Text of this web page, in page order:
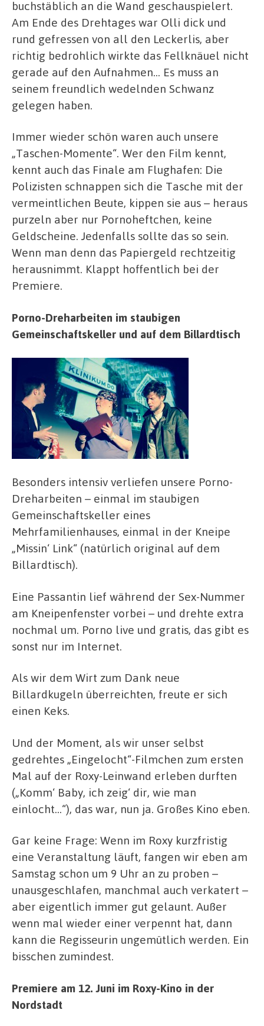
buchstäblich an die Wand geschauspielert.
Am Ende des Drehtages war Olli dick und
rund gefressen von all den Leckerlis, aber
richtig bedrohlich wirkte das Fellknäuel nicht
gerade auf den Aufnahmen… Es muss an
seinem freundlich wedelnden Schwanz
gelegen haben.
Immer wieder schön waren auch unsere
„Taschen-Momente“. Wer den Film kennt,
kennt auch das Finale am Flughafen: Die
Polizisten schnappen sich die Tasche mit der
vermeintlichen Beute, kippen sie aus – heraus
purzeln aber nur Pornoheftchen, keine
Geldscheine. Jedenfalls sollte das so sein.
Wenn man denn das Papiergeld rechtzeitig
herausnimmt. Klappt hoffentlich bei der
Premiere.
Porno-Dreharbeiten im staubigen
Gemeinschaftskeller und auf dem Billardtisch
Besonders intensiv verliefen unsere Porno-
Dreharbeiten – einmal im staubigen
Gemeinschaftskeller eines
Mehrfamilienhauses, einmal in der Kneipe
„Missin‘ Link“ (natürlich original auf dem
Billardtisch).
Eine Passantin lief während der Sex-Nummer
am Kneipenfenster vorbei – und drehte extra
nochmal um. Porno live und gratis, das gibt es
sonst nur im Internet.
Als wir dem Wirt zum Dank neue
Billardkugeln überreichten, freute er sich
einen Keks.
Und der Moment, als wir unser selbst
gedrehtes „Eingelocht“-Filmchen zum ersten
Mal auf der Roxy-Leinwand erleben durften
(„Komm‘ Baby, ich zeig‘ dir, wie man
einlocht…“), das war, nun ja. Großes Kino eben.
Gar keine Frage: Wenn im Roxy kurzfristig
eine Veranstaltung läuft, fangen wir eben am
Samstag schon um 9 Uhr an zu proben –
unausgeschlafen, manchmal auch verkatert –
aber eigentlich immer gut gelaunt. Außer
wenn mal wieder einer verpennt hat, dann
kann die Regisseurin ungemütlich werden. Ein
bisschen zumindest.
Premiere am 12. Juni im Roxy-Kino in der
Nordstadt